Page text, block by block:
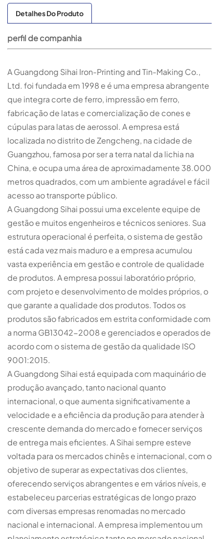
Detalhes Do Produto
perfil de companhia
A Guangdong Sihai Iron-Printing and Tin-Making Co.,
Ltd. foi fundada em 1998 e é uma empresa abrangente
que integra corte de ferro, impressão em ferro,
fabricação de latas e comercialização de cones e
cúpulas para latas de aerossol. A empresa está
localizada no distrito de Zengcheng, na cidade de
Guangzhou, famosa por ser a terra natal da lichia na
China, e ocupa uma área de aproximadamente 38.000
metros quadrados, com um ambiente agradável e fácil
acesso ao transporte público.
A Guangdong Sihai possui uma excelente equipe de
gestão e muitos engenheiros e técnicos seniores. Sua
estrutura operacional é perfeita, o sistema de gestão
está cada vez mais maduro e a empresa acumulou
vasta experiência em gestão e controle de qualidade
de produtos. A empresa possui laboratório próprio,
com projeto e desenvolvimento de moldes próprios, o
que garante a qualidade dos produtos. Todos os
produtos são fabricados em estrita conformidade com
a norma GB13042-2008 e gerenciados e operados de
acordo com o sistema de gestão da qualidade ISO
9001:2015.
A Guangdong Sihai está equipada com maquinário de
produção avançado, tanto nacional quanto
internacional, o que aumenta significativamente a
velocidade e a eficiência da produção para atender à
crescente demanda do mercado e fornecer serviços
de entrega mais eficientes. A Sihai sempre esteve
voltada para os mercados chinês e internacional, com o
objetivo de superar as expectativas dos clientes,
oferecendo serviços abrangentes e em vários níveis, e
estabeleceu parcerias estratégicas de longo prazo
com diversas empresas renomadas no mercado
nacional e internacional. A empresa implementou um